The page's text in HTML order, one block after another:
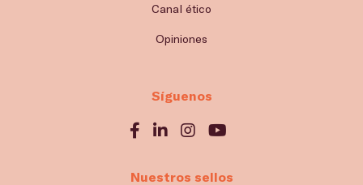
Canal ético
Opiniones
Síguenos
Nuestros sellos